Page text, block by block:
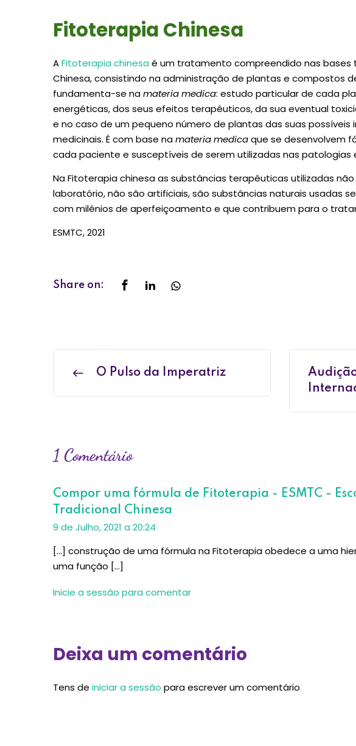
Fitoterapia Chinesa
AFitoterapia chinesa é um tratamento compreendido nas bases
Chinesa, consistindo na administração de plantas e compostos
fundamenta-se namateria medica: estudo particular de cada
energéticas, dos seus efeitos terapêuticos, da sua eventual
e no caso de um pequeno número de plantas das suas
medicinais. É com base namateria medicaque se desenvolvem
cada paciente e susceptíveis de serem utilizadas nas patologias
Na Fitoterapia chinesa as substâncias terapêuticas utilizadas
laboratório, não são artificiais, são substâncias naturais usadas
com milénios de aperfeiçoamento e que contribuem para o
ESMTC, 2021
Share on:
O Pulso da Imperatriz
1 Comentário
Compor uma fórmula de Fitoterapia - ESMTC -
Tradicional Chinesa
9 de Julho, 2021 a 20:24
[…] construção de uma fórmula na Fitoterapia obedece a uma
uma função […]
Inicie a sessão para comentar
Deixa um comentário
Tens de iniciar a sessão para escrever um comentário